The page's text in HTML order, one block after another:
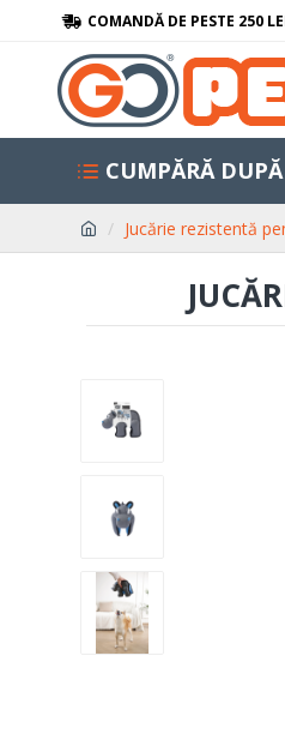
COMANDĂ DE PESTE 250
CUMPĂRĂ DUPĂ
Jucărie rezistentă